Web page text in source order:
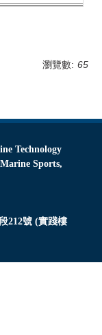
瀏覽數: 65
Technology
Sports,
212號 (實踐樓